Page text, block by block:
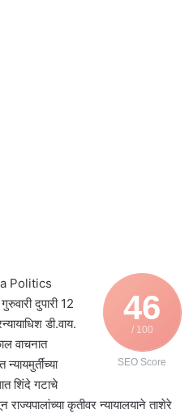
46
/ 100
SEO Score
Politics
दुपारी 12
डी.वाय.
वाचनात
शिंदे गटाचे
कृतीवर न्यायालयाने ताशेरे